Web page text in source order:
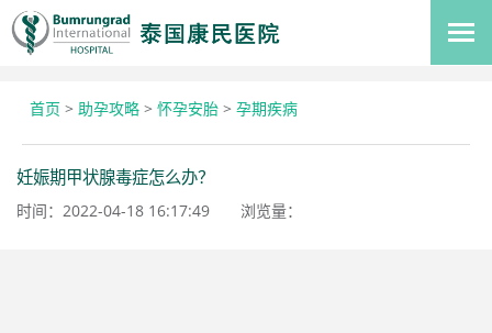
首页 > 助孕攻略 > 怀孕安胎 > 孕期疾病
妊娠期甲状腺毒症怎么办？
时间：2022-04-18 16:17:49 浏览量：